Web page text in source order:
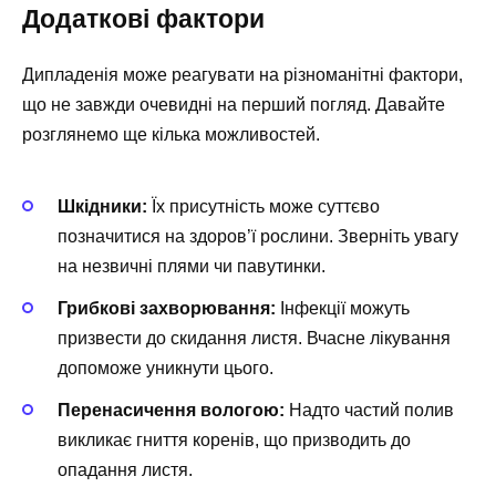
Додаткові фактори
Дипладенія може реагувати на різноманітні фактори,
що не завжди очевидні на перший погляд. Давайте
розглянемо ще кілька можливостей.
Шкідники: Їх присутність може суттєво
позначитися на здоров’ї рослини. Зверніть увагу
на незвичні плями чи павутинки.
Грибкові захворювання: Інфекції можуть
призвести до скидання листя. Вчасне лікування
допоможе уникнути цього.
Перенасичення вологою: Надто частий полив
викликає гниття коренів, що призводить до
опадання листя.